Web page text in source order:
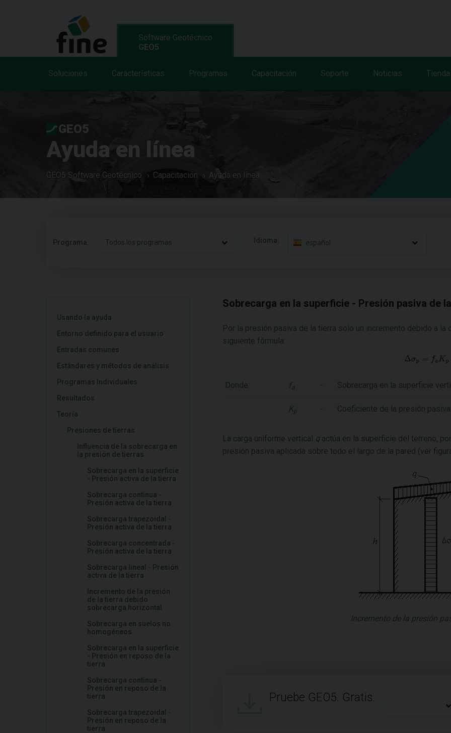
Software Geotécnico
GEO5
Soluciones Características Programas Capacitación Soporte Noticias Tienda
GEO5
Ayuda en línea
GEO5 Software Geotécnico Capacitación Ayuda en línea
Programa: Todos los programas Idioma: español
Usando la ayuda
Entorno definido para el usuario
Entradas comunes
Estándares y métodos de análisis
Programas Individuales
Resultados
Teoría
Presiones de tierras
Influencia de la sobrecarga en
la presión de tierras
Sobrecarga en la superficie
- Presión activa de la tierra
Sobrecarga continua -
Presión activa de la tierra
Sobrecarga trapezoidal -
Presión activa de la tierra
Sobrecarga concentrada -
Presión activa de la tierra
Sobrecarga lineal - Presión
activa de la tierra
Incremento de la presión
de la tierra debido
sobrecarga horizontal
Sobrecarga en suelos no
homogéneos
Sobrecarga en la superficie
- Presión en reposo de la
tierra
Sobrecarga continua -
Presión en reposo de la
tierra
Sobrecarga trapezoidal -
Presión en reposo de la
tierra
Sobrecarga en la superficie - Presión pasiva de
Por la presión pasiva de la tierra solo un incremento debido a la
siguiente fórmula:
Donde: f a - Sobrecarga en la superficie
Kp - Coeficiente de la presión
La carga uniforme vertical q actúa en la superficie del terreno,
presión pasiva aplicada sobre todo el largo de la pared (ver
Incremento de la presión
Pruebe GEO5. Gratis.